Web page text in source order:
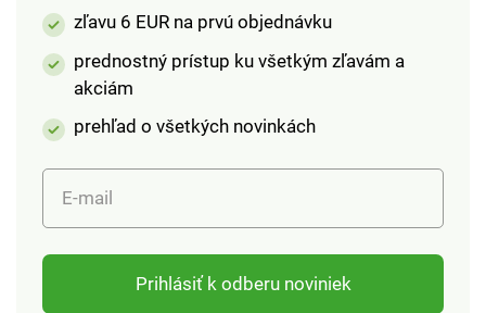
zľavu 6 EUR na prvú objednávku
prednostný prístup ku všetkým zľavám a
akciám
prehľad o všetkých novinkách
E-mail
Prihlásiť k odberu noviniek